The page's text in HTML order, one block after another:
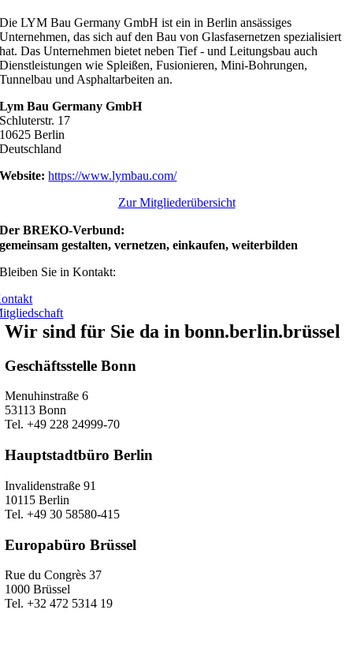
Die LYM Bau Germany GmbH ist ein in Berlin ansässiges
Unternehmen, das sich auf den Bau von Glasfasernetzen spezialisiert
hat. Das Unternehmen bietet neben Tief - und Leitungsbau auch
Dienstleistungen wie Spleißen, Fusionieren, Mini-Bohrungen,
Tunnelbau und Asphaltarbeiten an.
Lym Bau Germany GmbH
Schluterstr. 17
10625 Berlin
Deutschland
Website: https://www.lymbau.com/
Zur Mitgliederübersicht
Der BREKO-Verbund:
gemeinsam gestalten, vernetzen, einkaufen, weiterbilden
Bleiben Sie in Kontakt:
Wir sind für Sie da in bonn.berlin.brüssel
Geschäftsstelle Bonn
Menuhinstraße 6
53113 Bonn
Tel. +49 228 24999-70
Hauptstadtbüro Berlin
Invalidenstraße 91
10115 Berlin
Tel. +49 30 58580-415
Europabüro Brüssel
Rue du Congrès 37
1000 Brüssel
Tel. +32 472 5314 19